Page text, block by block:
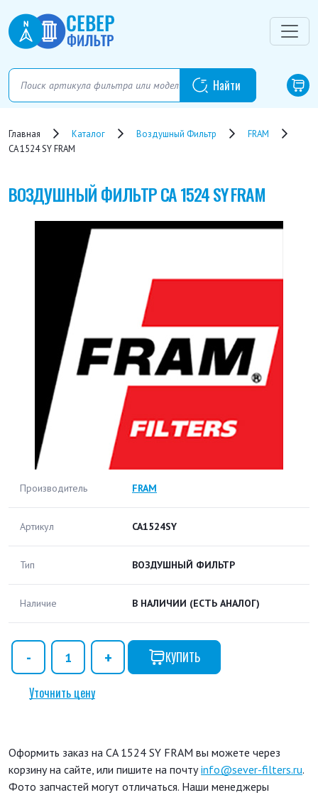
Главная Каталог Воздушный Фильтр
FRAM
CA 1524 SY FRAM
ВОЗДУШНЫЙ ФИЛЬТРCA 1524 SY FRAM
Производитель FRAM
Артикул CA1524SY
Тип ВОЗДУШНЫЙ ФИЛЬТР
Наличие В НАЛИЧИИ (ЕСТЬ АНАЛОГ)
КУПИТЬ
Уточнить цену
Оформить заказ на CA 1524 SY FRAM вы можете через
корзину на сайте, или пишите на почтуinfo@sever-filters.ru.
Фото запчастей могут отличаться. Наши менеджеры